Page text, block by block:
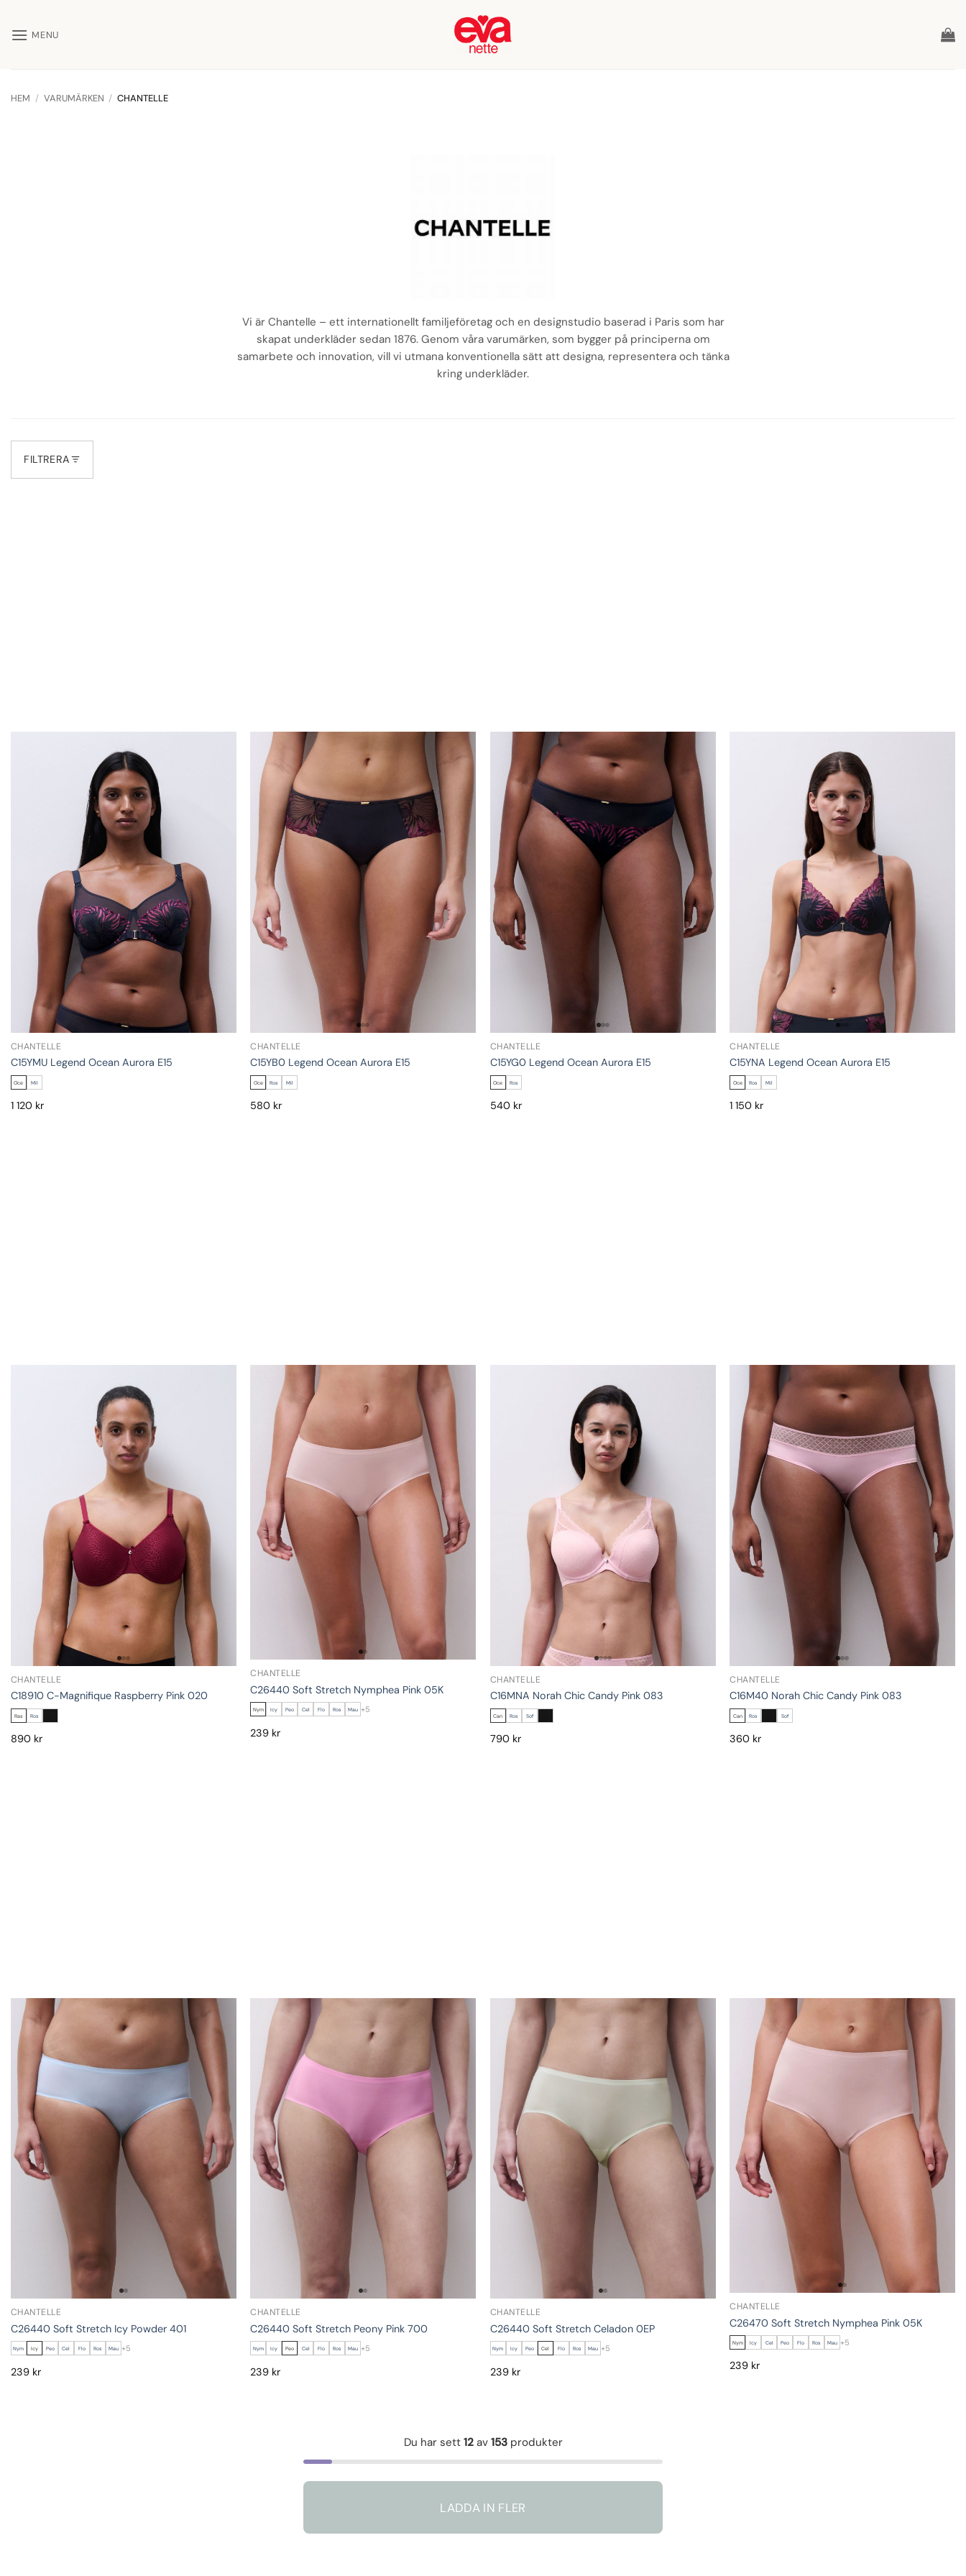
content
MENU
HEM / VARUMÄRKEN / CHANTELLE
Vi är Chantelle – ett internationellt familjeföretag och en designstudio baserad i Paris som har
skapat underkläder sedan 1876. Genom våra varumärken, som bygger på principerna om
samarbete och innovation, vill vi utmana konventionella sätt att designa, representera och tänka
kring underkläder.
FILTRERA
CHANTELLE
C15YMU Legend Ocean Aurora E15
Oce Mil
1 120 kr
CHANTELLE
C15YB0 Legend Ocean Aurora E15
Oce Ros Mil
580 kr
CHANTELLE
C15YG0 Legend Ocean Aurora E15
Oce Ros
540 kr
CHANTELLE
C15YNA Legend Ocean Aurora E15
Oce Ros Mil
1 150 kr
CHANTELLE
C18910 C-Magnifique Raspberry Pink 020
Ras Ros
890 kr
CHANTELLE
C26440 Soft Stretch Nymphea Pink 05K
Nym Icy Peo Cel Flo Ros Mau +5
239 kr
CHANTELLE
C16MNA Norah Chic Candy Pink 083
Can Ros Sof
790 kr
CHANTELLE
C16M40 Norah Chic Candy Pink 083
Can Ros Sof
360 kr
CHANTELLE
C26440 Soft Stretch Icy Powder 401
Nym Icy Peo Cel Flo Ros Mau +5
239 kr
CHANTELLE
C26440 Soft Stretch Peony Pink 700
Nym Icy Peo Cel Flo Ros Mau +5
239 kr
CHANTELLE
C26440 Soft Stretch Celadon 0EP
Nym Icy Peo Cel Flo Ros Mau +5
239 kr
CHANTELLE
C26470 Soft Stretch Nymphea Pink 05K
Nym Icy Cel Peo Flo Ros Mau +5
239 kr
Du har sett 12av 153produkter
LADDA IN FLER